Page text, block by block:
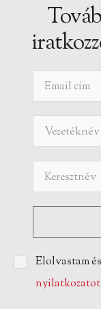
Elolvastam
nyilatkozatot